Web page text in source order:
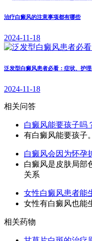
治疗白癜风的注意事项都有哪些
2024-11-18
泛发型白癜风患者必看：症状、护
2024-11-18
相关问答
白癜风能要孩子吗
有白癜风能要孩子
白癜风会因为怀孕
白癜风是皮肤局部
关系
女性白癜风患者能
女性有白癜风也能
相关药物